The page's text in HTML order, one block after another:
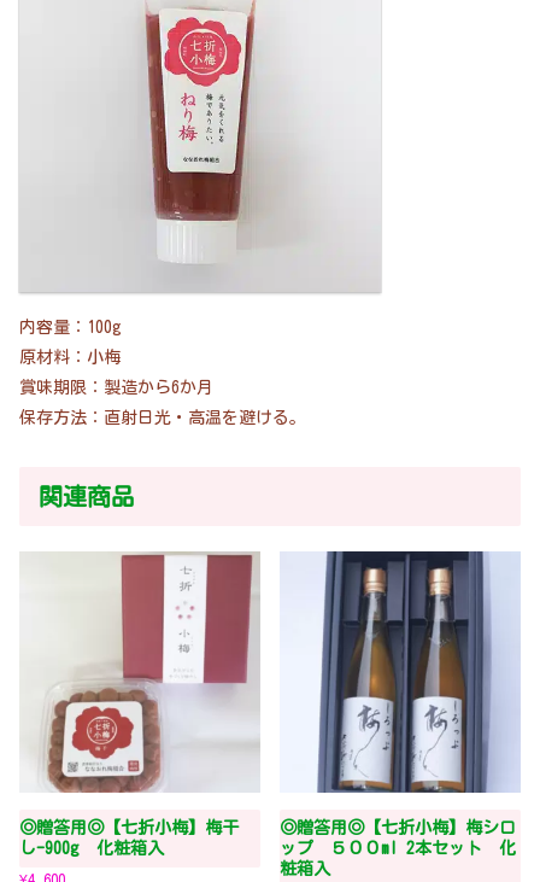
内容量：100g
原材料：小梅
賞味期限：製造から6か月
保存方法：直射日光・高温を避ける。
関連商品
◎贈答用◎【七折小梅】梅干
し-900g 化粧箱入
◎贈答用◎【七折小梅】梅シロ
ップ ５００ml 2本セット 化
粧箱入